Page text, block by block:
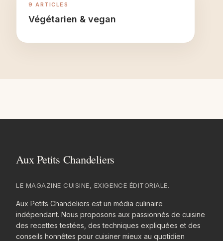
9 ARTICLES
Végétarien & vegan
LE MAGAZINE CUISINE, EXIGENCE ÉDITORIALE.
Aux Petits Chandeliers est un média culinaire
indépendant. Nous proposons aux passionnés de cuisine
des recettes testées, des techniques expliquées et des
conseils honnêtes pour cuisiner mieux au quotidien